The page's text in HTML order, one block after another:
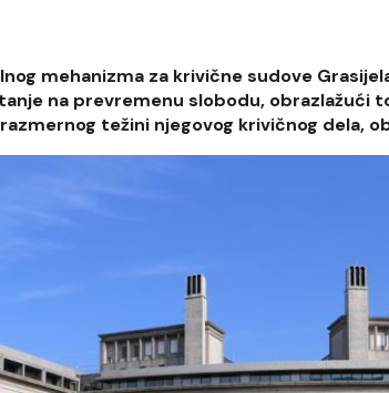
mehanizma za krivične sudove
na prevremenu slobodu, obrazlažući
težini njegovog krivičnog dela,